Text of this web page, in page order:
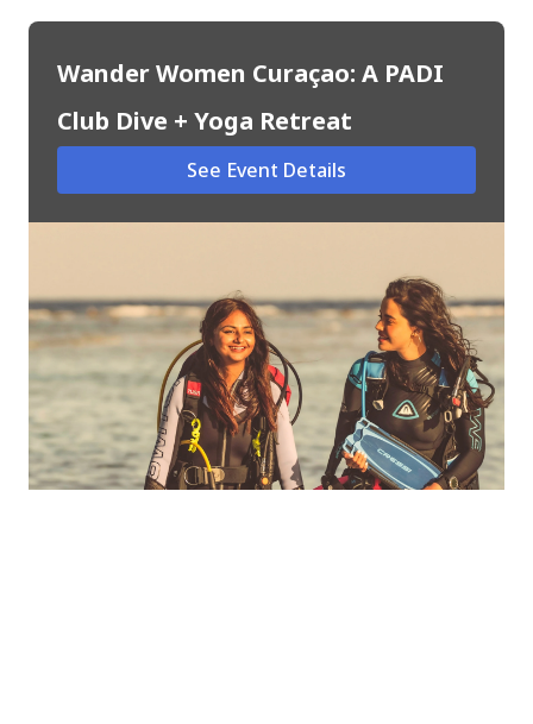
Wander Women Curaçao: A PADI
Club Dive + Yoga Retreat
See Event Details